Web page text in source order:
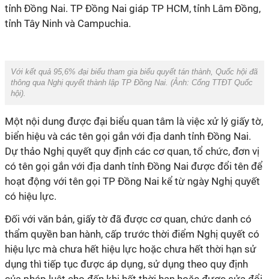
tỉnh Đồng Nai. TP Đồng Nai giáp TP HCM, tỉnh Lâm Đồng,
tỉnh Tây Ninh và Campuchia.
Với kết quả 95,6% đại biểu tham gia biểu quyết tán thành, Quốc hội đã
thông qua Nghị quyết thành lập TP Đồng Nai. (Ảnh: Cổng TTĐT Quốc
hội).
Một nội dung được đại biểu quan tâm là việc xử lý giấy tờ,
biển hiệu và các tên gọi gắn với địa danh tỉnh Đồng Nai.
Dự thảo Nghị quyết quy định các cơ quan, tổ chức, đơn vị
có tên gọi gắn với địa danh tỉnh Đồng Nai được đổi tên để
hoạt động với tên gọi TP Đồng Nai kể từ ngày Nghị quyết
có hiệu lực.
Đối với văn bản, giấy tờ đã được cơ quan, chức danh có
thẩm quyền ban hành, cấp trước thời điểm Nghị quyết có
hiệu lực mà chưa hết hiệu lực hoặc chưa hết thời hạn sử
dụng thì tiếp tục được áp dụng, sử dụng theo quy định